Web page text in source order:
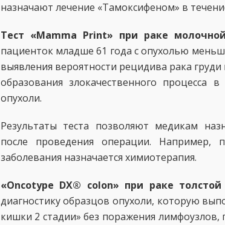
назначают лечение «Тамоксифеном» в
Тест «Mamma Print» при раке
пациенток младше 61 года с опухолью
выявления вероятности рецидива рака
образования злокачественного процесса
опухоли.
Результаты теста позволяют медикам
после проведения операции. Например,
заболевания назначается химиотерапия.
«Oncotype DX® colon» при раке
диагностику образцов опухоли, которую
кишки 2 стадии» без поражения